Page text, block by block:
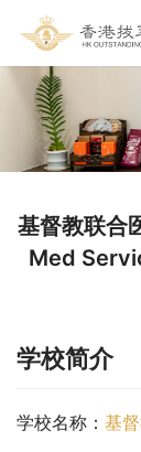
基督教联合
Med
学校简介
学校名称： 基